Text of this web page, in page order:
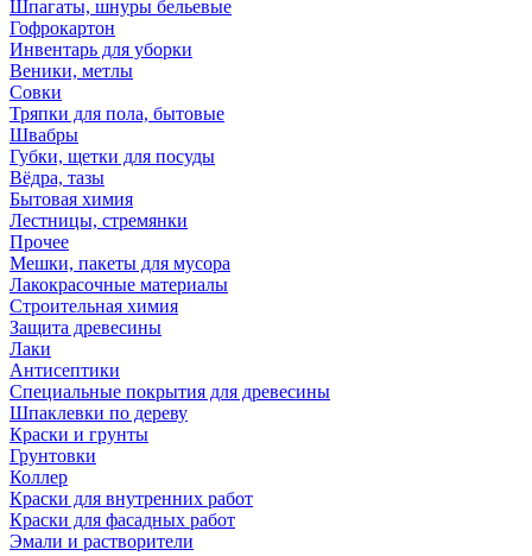
Шпагаты, шнуры бельевые
Гофрокартон
Инвентарь для уборки
Веники, метлы
Совки
Тряпки для пола, бытовые
Швабры
Губки, щетки для посуды
Вёдра, тазы
Бытовая химия
Лестницы, стремянки
Прочее
Мешки, пакеты для мусора
Лакокрасочные материалы
Строительная химия
Защита древесины
Лаки
Антисептики
Специальные покрытия для древесины
Шпаклевки по дереву
Краски и грунты
Грунтовки
Коллер
Краски для внутренних работ
Краски для фасадных работ
Эмали и растворители